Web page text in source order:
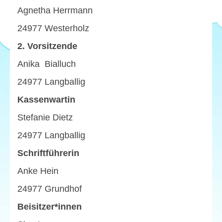
Musikanlagen
Vorschulschwimmen
Warnwesten / T-Shirts
Trommeln
Spatzenhaus
Sweatjacken
Bauwagen
Sommerfest
Agnetha Herrmann
24977 Westerholz
2. Vorsitzende
Anika Bialluch
24977 Langballig
Kassenwartin
Stefanie Dietz
24977 Langballig
Schriftführerin
Anke Hein
24977 Grundhof
Beisitzer*innen